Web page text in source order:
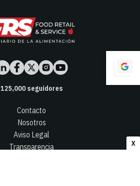
X
125,000seguidores
Contacto
Nosotros
Aviso Legal
Transparencia